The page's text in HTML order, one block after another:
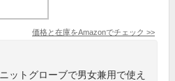
価格と在庫をAmazonでチェック >>
ットグローブで男女兼用で使え